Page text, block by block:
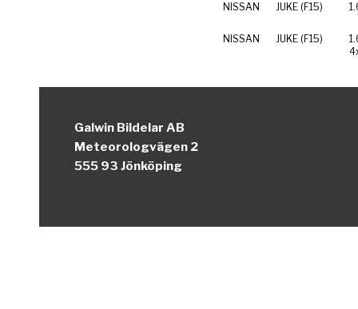
NISSAN JUKE (F15)
NISSAN JUKE (F15)
Galwin Bildelar AB
Meteorologvägen 2
555 93 Jönköping